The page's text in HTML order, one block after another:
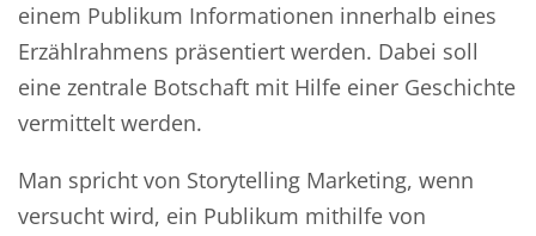
einem Publikum Informationen innerhalb eines
Erzählrahmens präsentiert werden. Dabei soll
eine zentrale Botschaft mit Hilfe einer Geschichte
vermittelt werden.
Man spricht von Storytelling Marketing, wenn
versucht wird, ein Publikum mithilfe von